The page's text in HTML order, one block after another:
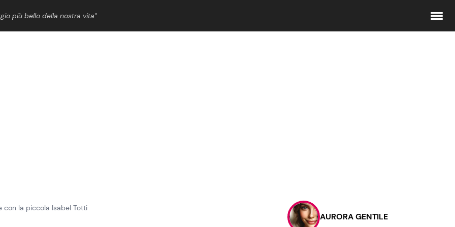
più bello della nostra vita”
Contattaci
Pubblicità
con la piccola Isabel Totti
AURORA GENTILE